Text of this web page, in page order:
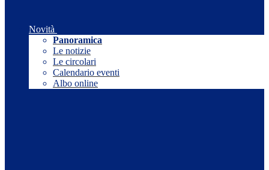
Novità
Panoramica
Le notizie
Le circolari
Calendario eventi
Albo online